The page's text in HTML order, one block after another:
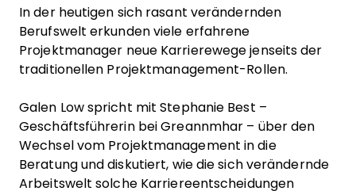
In der heutigen sich rasant verändernden
Berufswelt erkunden viele erfahrene
Projektmanager neue Karrierewege jenseits der
traditionellen Projektmanagement-Rollen.
Galen Low spricht mit Stephanie Best –
Geschäftsführerin bei Greannmhar – über den
Wechsel vom Projektmanagement in die
Beratung und diskutiert, wie die sich verändernde
Arbeitswelt solche Karriereentscheidungen